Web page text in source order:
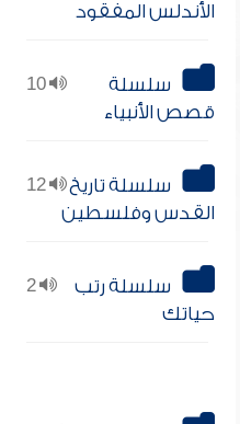
الأندلس المفقود
10
سلسلة
قصص الأنبياء
12
سلسلة تاريخ
القدس وفلسطين
2
سلسلة رتب
حياتك